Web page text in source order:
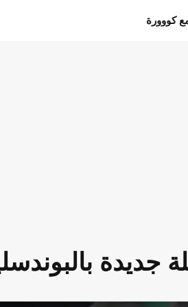
كووورة
جديدة